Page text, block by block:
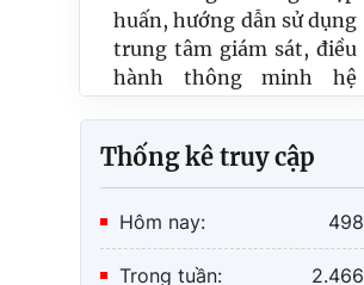
truyền thống Thi hành
án dân sự
hành thông minh hệ
thống Thi hành án dân
sự
Thi hành án dân sự tỉnh
Vĩnh Long tham dự lễ
khai trương Nền tảng số
về Thi hành án dân sự
Thống kê truy cập
Hôm nay: 498
Trong tuần: 2.466